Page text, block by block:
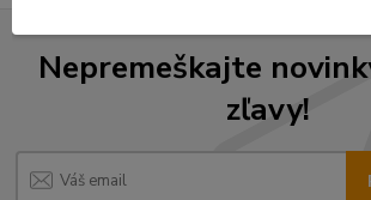
Nepremeškajte
zľavy!